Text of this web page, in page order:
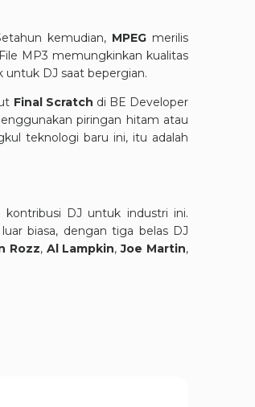
kemudian, MPEG merilis
MP3 memungkinkan kualitas
untuk DJ saat bepergian.
Final Scratch di BE Developer
piringan hitam atau
teknologi baru ini, itu adalah
kontribusi DJ untuk industri ini.
biasa, dengan tiga belas DJ
Rozz, Al Lampkin,Joe Martin,